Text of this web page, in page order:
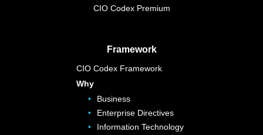
CIO Codex Premium
Framework
CIO Codex Framework
Why
Business
Enterprise Directives
Information Technology